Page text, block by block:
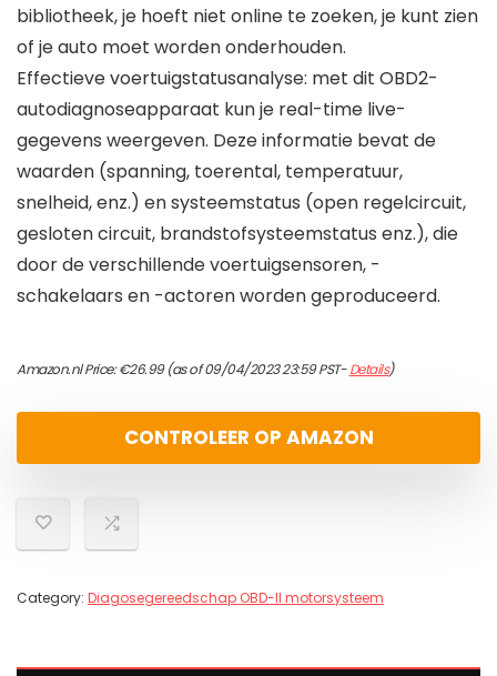
bibliotheek, je hoeft niet online te zoeken, je kunt zien
of je auto moet worden onderhouden.
Effectieve voertuigstatusanalyse: met dit OBD2-
autodiagnoseapparaat kun je real-time live-
gegevens weergeven. Deze informatie bevat de
waarden (spanning, toerental, temperatuur,
snelheid, enz.) en systeemstatus (open regelcircuit,
gesloten circuit, brandstofsysteemstatus enz.), die
door de verschillende voertuigsensoren, -
schakelaars en -actoren worden geproduceerd.
Amazon.nl Price:€26.99(as of 09/04/2023 23:59 PST-Details)
CONTROLEER OP AMAZON
Category: Diagosegereedschap OBD-II motorsysteem